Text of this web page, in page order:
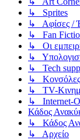
↳ Sprites
↳ Αφίσες /
↳ Fan
↳ Οι
↳
↳ Tech
↳
↳ TV-
↳ Internet-
Κάδος
↳ Κάδος
↳ Αρχείο